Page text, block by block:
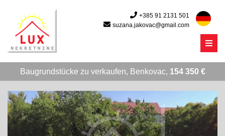
+385 91 2131 501
suzana.jakovac@gmail.com
Menu
Baugrundstücke zu verkaufen, Benkovac, 154 350 €